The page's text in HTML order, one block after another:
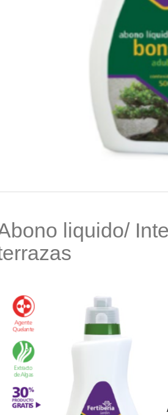
liquido/